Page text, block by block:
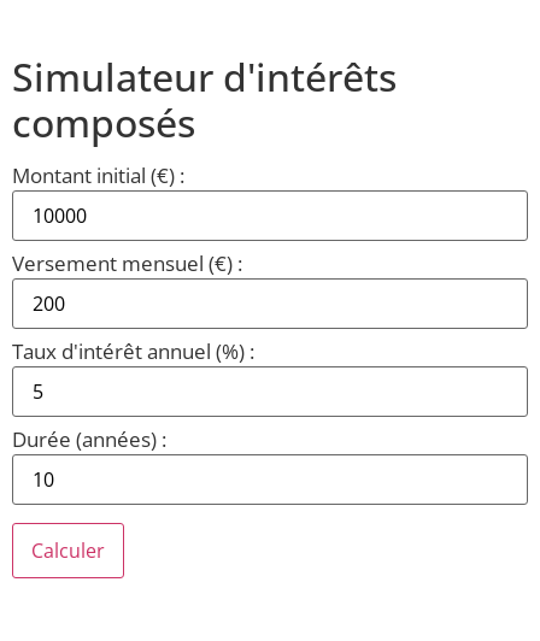
Simulateur d'intérêts
composés
Montant initial (€) :
Versement mensuel (€) :
Taux d'intérêt annuel (%) :
Durée (années) :
Calculer